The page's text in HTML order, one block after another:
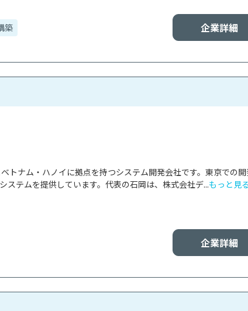
企業詳細
築
トナム・ハノイに拠点を持つシステム開発会社です。東京での
ステムを提供しています。代表の石岡は、株式会社デ...もっと見
企業詳細